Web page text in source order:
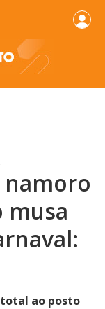
namoro
musa
ao posto